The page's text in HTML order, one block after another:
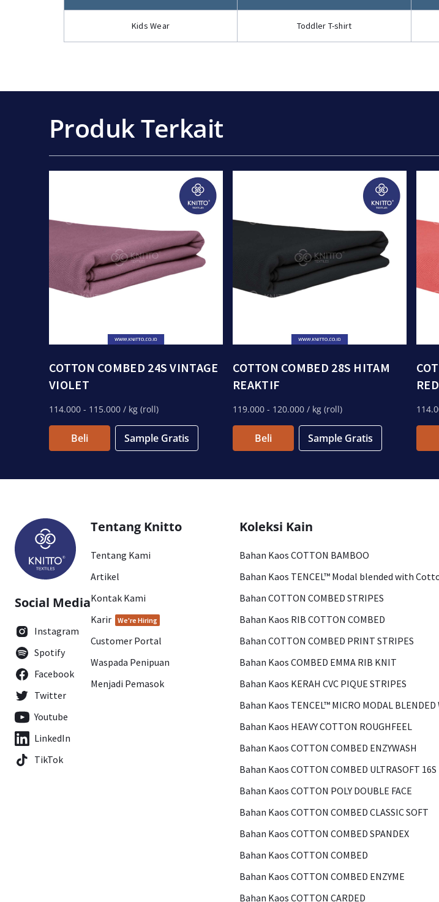
Kids Wear Toddler T-shirt
Produk Terkait
COTTON COMBED 24S VINTAGE
VIOLET
114.000 - 115.000 / kg (roll)
Beli Sample Gratis
COTTON COMBED 28S HITAM
REAKTIF
119.000 - 120.000 / kg (roll)
Beli Sample Gratis
RED
Social Media
Instagram
Spotify
Facebook
Twitter
Youtube
LinkedIn
TikTok
Tentang Knitto
Tentang Kami
Artikel
Kontak Kami
Karir
We're Hiring
Customer Portal
Waspada Penipuan
Menjadi Pemasok
Koleksi Kain
Bahan Kaos COTTON BAMBOO
Bahan Kaos TENCEL™ Modal blended with
Bahan COTTON COMBED STRIPES
Bahan Kaos RIB COTTON COMBED
Bahan COTTON COMBED PRINT STRIPES
Bahan Kaos COMBED EMMA RIB KNIT
Bahan Kaos KERAH CVC PIQUE STRIPES
Bahan Kaos TENCEL™ MICRO MODAL BLENDED
Bahan Kaos HEAVY COTTON ROUGHFEEL
Bahan Kaos COTTON COMBED ENZYWASH
Bahan Kaos COTTON COMBED ULTRASOFT 16S
Bahan Kaos COTTON POLY DOUBLE FACE
Bahan Kaos COTTON COMBED CLASSIC SOFT
Bahan Kaos COTTON COMBED SPANDEX
Bahan Kaos COTTON COMBED
Bahan Kaos COTTON COMBED ENZYME
Bahan Kaos COTTON CARDED